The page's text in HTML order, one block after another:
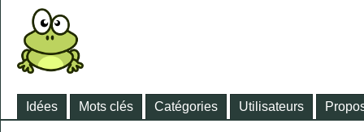
Idées Mots clés Catégories Utilisateurs